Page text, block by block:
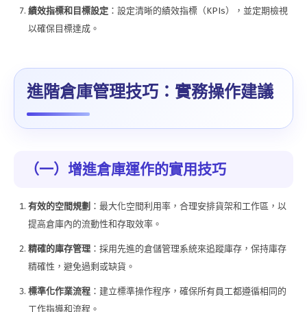
績效指標和目標設定 ：設定清晰的績效指標（KPIs），並定期檢視
以確保目標達成。
進階倉庫管理技巧：實務操作建議
（一）增進倉庫運作的實用技巧
有效的空間規劃 ：最大化空間利用率，合理安排貨架和工作區，以
提高倉庫內的流動性和存取效率。
精確的庫存管理 ：採用先進的倉儲管理系統來追蹤庫存，保持庫存
精確性，避免過剩或缺貨。
標準化作業流程 ：建立標準操作程序，確保所有員工都遵循相同的
工作指導和流程。